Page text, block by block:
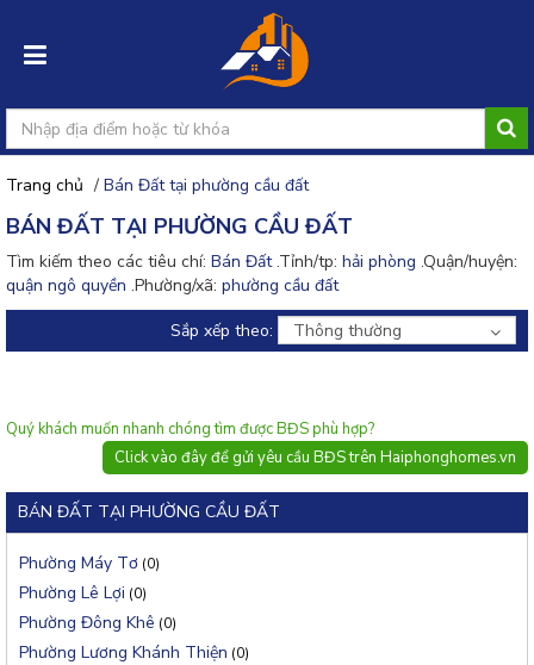
Đăng
nhập
Đăng
ký
rao
Trang chủ / Bán Đất tại phường cầu đất
BÁN ĐẤT TẠI PHƯỜNG CẦU ĐẤT
Tìm kiếm theo các tiêu chí: Bán Đất.Tỉnh/tp: hải phòng .Quận/huyện:
quận ngô quyền .Phường/xã: phường cầu đất
Sắp xếp theo:
Thông thường
Quý khách muốn nhanh chóng tìm được BĐS phù hợp?
Click vào đây để gửi yêu cầu BĐS trên Haiphonghomes.vn
BÁN ĐẤT TẠI PHƯỜNG CẦU ĐẤT
Phường Máy Tơ (0)
Phường Lê Lợi (0)
Phường Đông Khê (0)
Phường Lương Khánh Thiện (0)